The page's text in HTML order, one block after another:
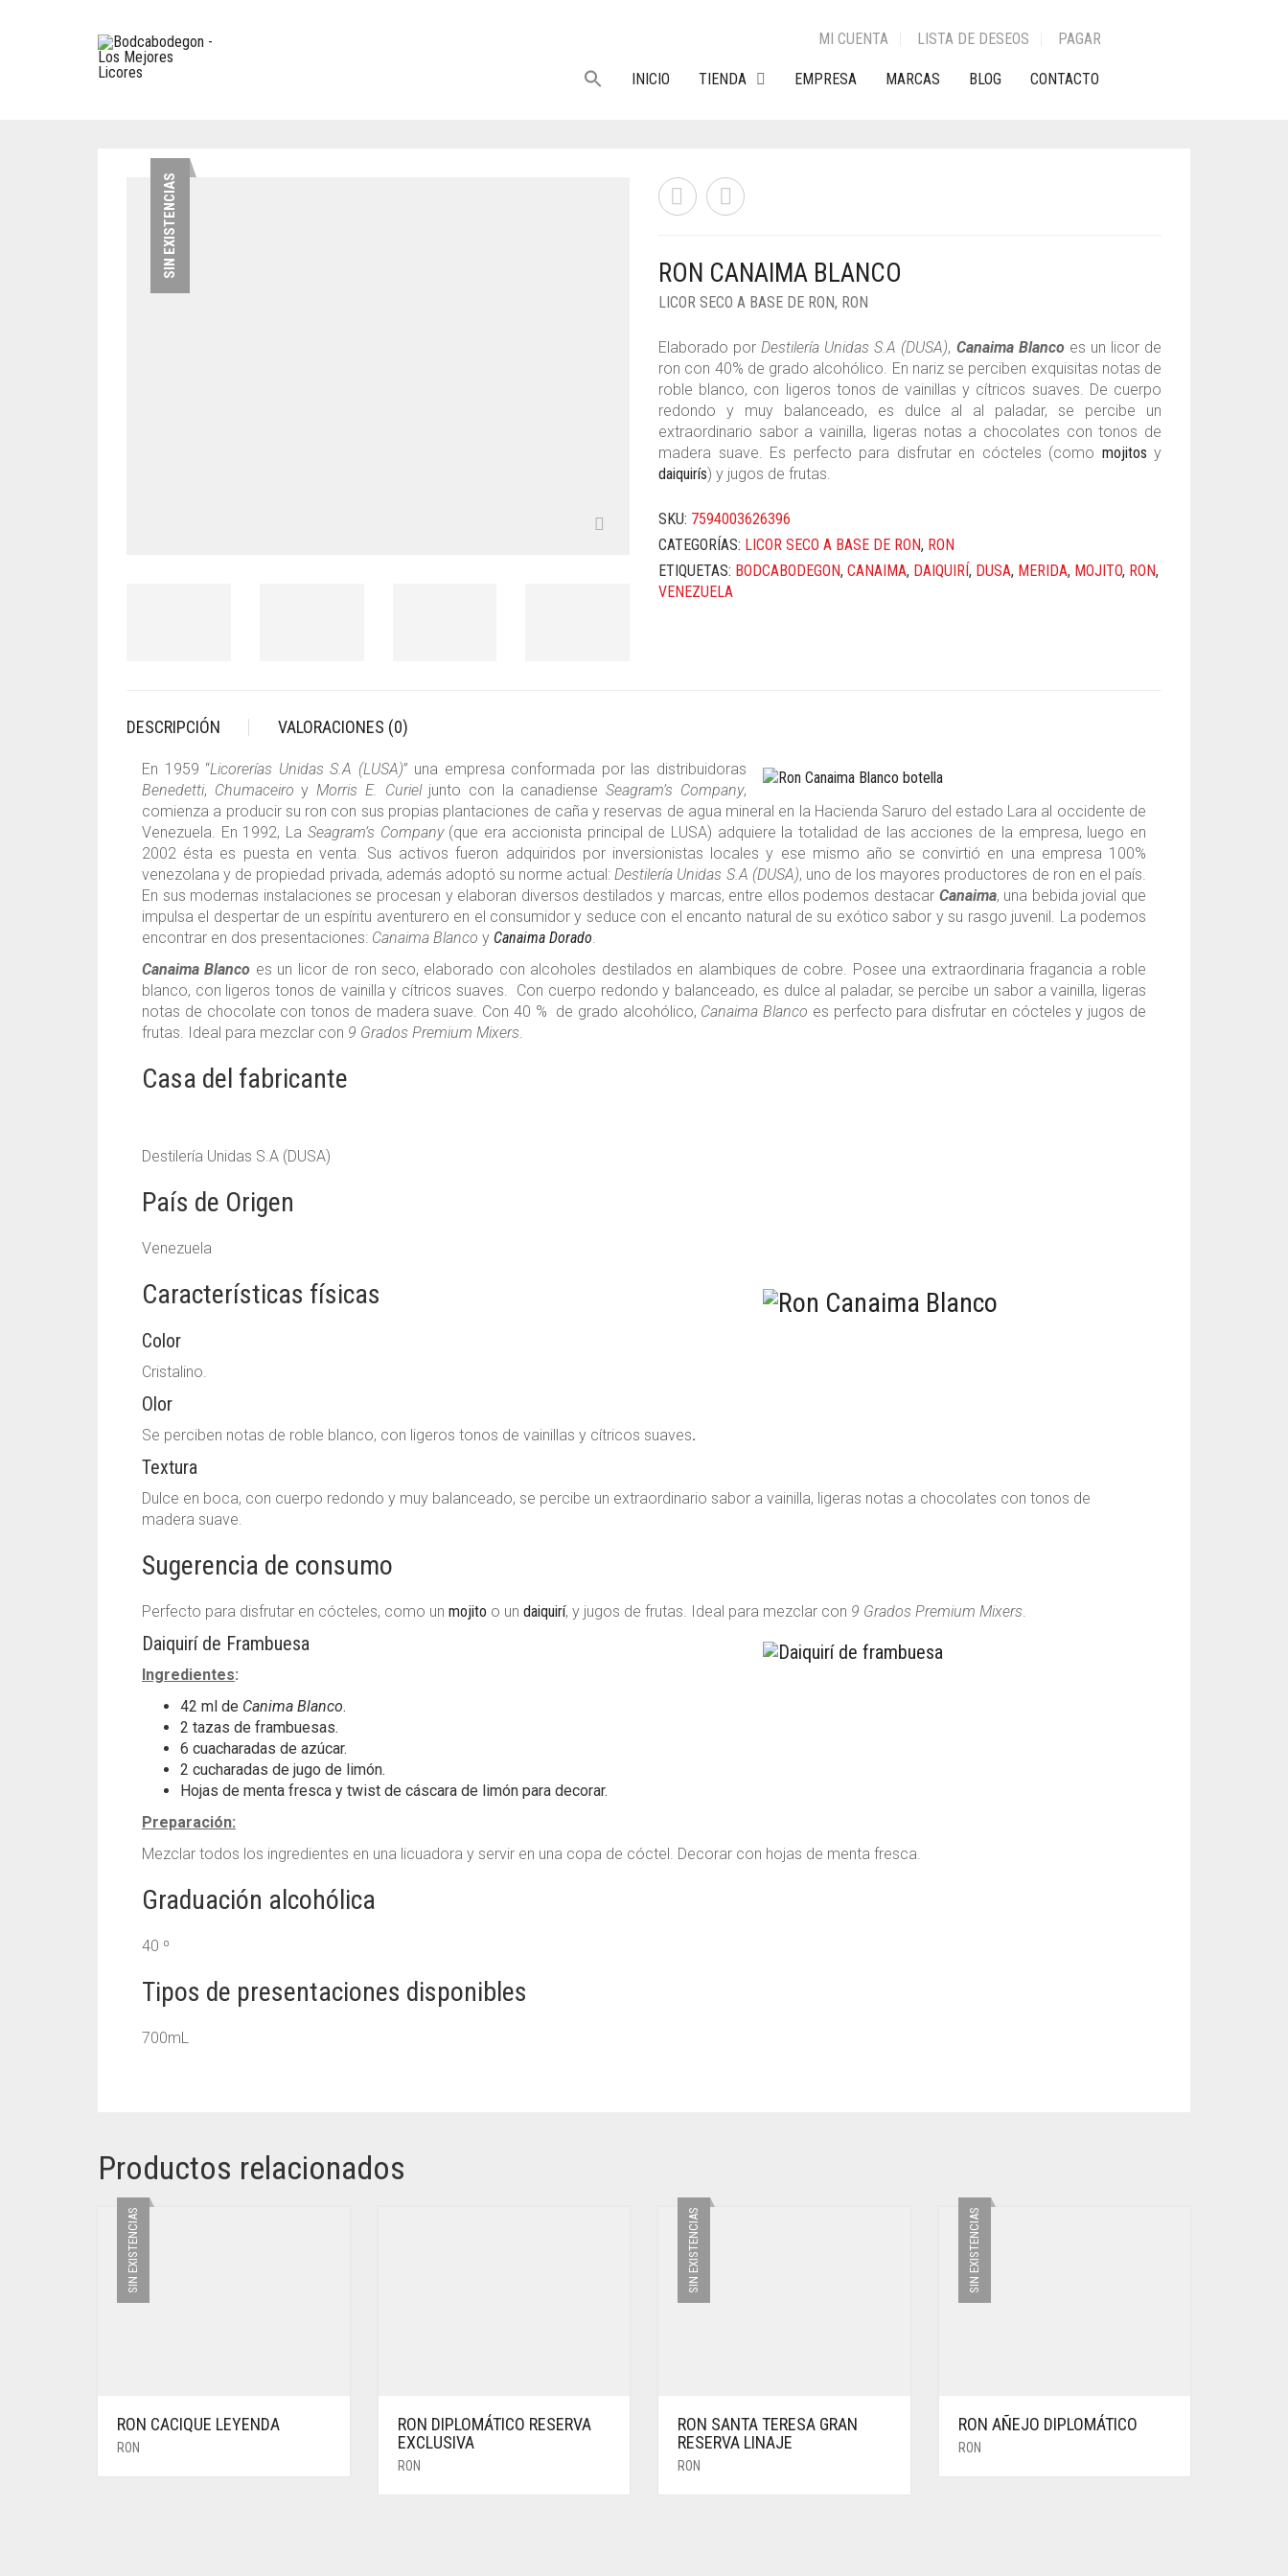
MI CUENTA LISTA DE DESEOS PAGAR
INICIO TIENDA EMPRESA MARCAS BLOG CONTACTO
SIN EXISTENCIAS RON CANAIMA BLANCO
LICOR SECO A BASE DE RON, RON
Elaborado porDestilería Unidas S.A (DUSA), Canaima Blancoes un licor de
ron con 40% de grado alcohólico. En nariz se perciben exquisitas notas de
roble blanco, con ligeros tonos de vainillas y cítricos suaves. De cuerpo
redondo y muy balanceado, es dulce al al paladar, se percibe un
extraordinario sabor a vainilla, ligeras notas a chocolates con tonos de
madera suave. Es perfecto para disfrutar en cócteles (como mojitos y
daiquirís) y jugos de frutas.
SKU: 7594003626396
CATEGORÍAS: LICOR SECO A BASE DE RON, RON
ETIQUETAS: BODCABODEGON, CANAIMA, DAIQUIRÍ, DUSA, MERIDA, MOJITO, RON,
VENEZUELA
DESCRIPCIÓN VALORACIONES (0)
En 1959 “Licorerías Unidas S.A (LUSA)” una empresa conformada por las distribuidoras
Benedetti, Chumaceiro yMorris E. Curieljunto con la canadienseSeagram’s Company,
comienza a producir su ron con sus propias plantaciones de caña y reservas de agua mineral en la Hacienda Saruro del estado Lara al occidente de
Venezuela. En 1992, La Seagram’s Company(que era accionista principal de LUSA) adquiere la totalidad de las acciones de la empresa, luego en
2002 ésta es puesta en venta. Sus activos fueron adquiridos por inversionistas locales y ese mismo año se convirtió en una empresa 100%
venezolana y de propiedad privada, además adoptó su norme actual:Destilería Unidas S.A (DUSA), uno de los mayores productores de ron en el país.
En sus modernas instalaciones se procesan y elaboran diversos destilados y marcas, entre ellos podemos destacar Canaima, una bebida jovial que
impulsa el despertar de un espíritu aventurero en el consumidor y seduce con el encanto natural de su exótico sabor y su rasgo juvenil. La podemos
encontrar en dos presentaciones: Canaima Blanco y Canaima Dorado.
Canaima Blanco es un licor de ron seco, elaborado con alcoholes destilados en alambiques de cobre. Posee una extraordinaria fragancia a roble
blanco, con ligeros tonos de vainilla y cítricos suaves. Con cuerpo redondo y balanceado, es dulce al paladar, se percibe un sabor a vainilla, ligeras
notas de chocolate con tonos de madera suave. Con 40 % de grado alcohólico, Canaima Blanco es perfecto para disfrutar en cócteles y jugos de
frutas. Ideal para mezclar con 9 Grados Premium Mixers.
Casa del fabricante
Destilería Unidas S.A (DUSA)
País de Origen
Venezuela
Características físicas
Color
Cristalino.
Olor
Se perciben notas de roble blanco, con ligeros tonos de vainillas y cítricos suaves.
Textura
Dulce en boca, con cuerpo redondo y muy balanceado, se percibe un extraordinario sabor a vainilla, ligeras notas a chocolates con tonos de
madera suave.
Sugerencia de consumo
Perfecto para disfrutar en cócteles, como un mojito o un daiquirí, y jugos de frutas. Ideal para mezclar con 9 Grados Premium Mixers.
Daiquirí de Frambuesa
Ingredientes:
42 ml de Canima Blanco.
2 tazas de frambuesas.
6 cuacharadas de azúcar.
2 cucharadas de jugo de limón.
Hojas de menta fresca y twist de cáscara de limón para decorar.
Preparación:
Mezclar todos los ingredientes en una licuadora y servir en una copa de cóctel. Decorar con hojas de menta fresca.
Graduación alcohólica
40 ⁰
Tipos de presentaciones disponibles
700mL
Productos relacionados
SIN EXISTENCIAS
RON CACIQUE LEYENDA
RON
RON DIPLOMÁTICO RESERVA
EXCLUSIVA
RON
SIN EXISTENCIAS
RON SANTA TERESA GRAN
RESERVA LINAJE
RON
SIN EXISTENCIAS
RON AÑEJO DIPLOMÁTICO
RON